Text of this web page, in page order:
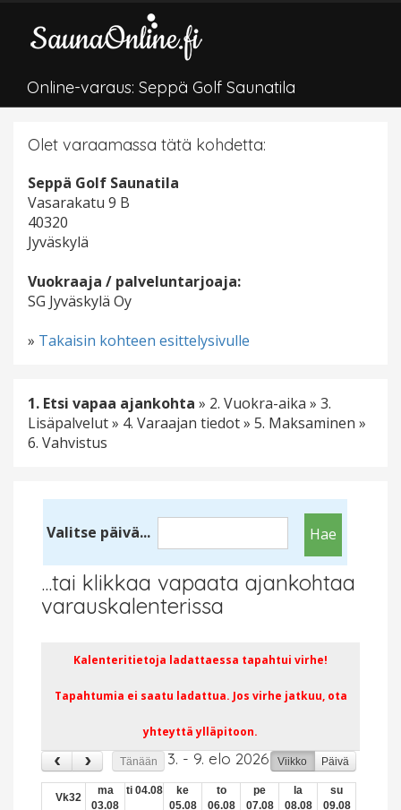
Online-varaus: Seppä Golf Saunatila
Olet varaamassa tätä kohdetta:
Seppä Golf Saunatila
Vasarakatu 9 B
40320
Jyväskylä
Vuokraaja / palveluntarjoaja:
SG Jyväskylä Oy
» Takaisin kohteen esittelysivulle
1. Etsi vapaa ajankohta » 2. Vuokra-aika » 3.
Lisäpalvelut » 4. Varaajan tiedot » 5. Maksaminen »
6. Vahvistus
Valitse päivä...
...tai klikkaa vapaata ajankohtaa
varauskalenterissa
Kalenteritietoja ladattaessa tapahtui virhe!
Tapahtumia ei saatu ladattua. Jos virhe jatkuu, ota
yhteyttä ylläpitoon.
Tänään 3. - 9. elo 2026 Viikko Päivä
Vk32
ma
03.08
ti 04.08
ke
05.08
to
06.08
pe
07.08
la
08.08
su
09.08